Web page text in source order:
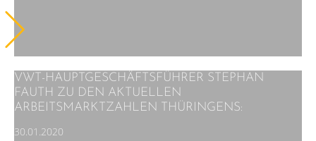
VWT-HAUPTGESCHÄFTSFÜHRER STEPHAN
FAUTH ZU DEN AKTUELLEN
ARBEITSMARKTZAHLEN THÜRINGENS:
30.01.2020